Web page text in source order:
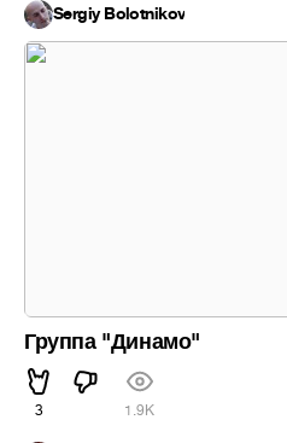
Sergiy Bolotnikov
Группа "Динамо"
3 1.9K